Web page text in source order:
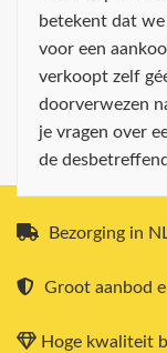
betekent dat
voor een
verkoopt zelf
doorverwezen
je vragen over
de
Bezorging in
Groot aanbod
Hoge kwaliteit